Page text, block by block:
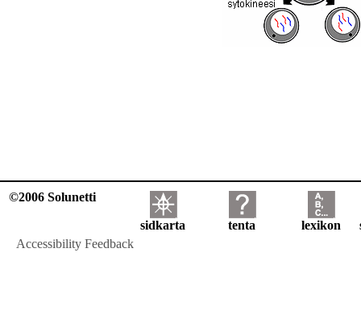
©2006 Solunetti
sidkarta tenta lexikon
Accessibility Feedback